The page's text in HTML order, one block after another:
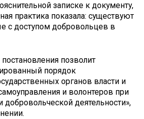
записке к документу,
практика показала: существуют
с доступом добровольцев в
позволит
порядок
органов власти и
и волонтеров при
деятельности»,